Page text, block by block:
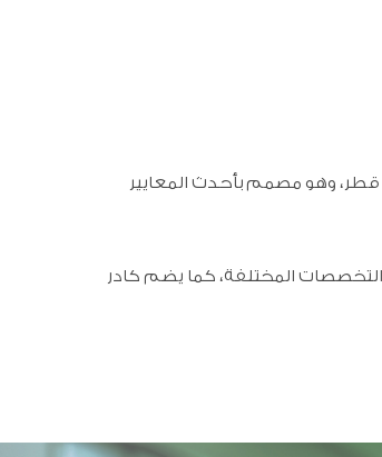
قطر، وهو مصمم بأحدث المعايير
المختلفة، كما يضم كادر